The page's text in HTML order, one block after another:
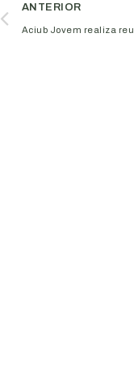
ANTERIOR